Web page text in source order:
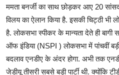
ममता बनर्जी का साथ छोड़कर आए 20
व‍िलय का ऐलान क‍िया है. इसकी च‍िट्ठी भी
है. लोकसभा स्पीकर के मान्‍यता देते ही बागी
ऑफ इंडिया (NSPI ) लोकसभा में पांचवीं
बदलाव एनडीए के अंदर होगा. अभी तक
जेडीयू तीसरी सबसे बड़ी पार्टी थी. क्‍योंक‍ि